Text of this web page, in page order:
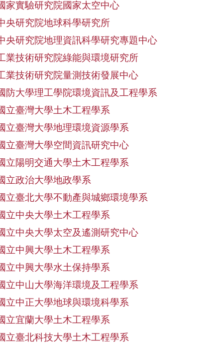
家實驗研究院國家太空中心
央研究院地球科學研究所
央研究院地理資訊科學研究專題中心
業技術研究院綠能與環境研究所
業技術研究院量測技術發展中心
防大學理工學院環境資訊及工程學系
立臺灣大學土木工程學系
立臺灣大學地理環境資源學系
立臺灣大學空間資訊研究中心
立陽明交通大學土木工程學系
立政治大學地政學系
立臺北大學不動產與城鄉環境學系
立中央大學土木工程學系
立中央大學太空及遙測研究中心
立中興大學土木工程學系
立中興大學水土保持學系
立中山大學海洋環境及工程學系
立中正大學地球與環境科學系
立宜蘭大學土木工程學系
立臺北科技大學土木工程學系